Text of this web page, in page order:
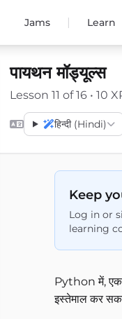
Jams | Learn
पायथन मॉड्यूल्स
Lesson 11 of 16 • 10
हिन्दी (Hindi)
Keep
Log in or
learning
Python में, एक
इस्तेमाल कर